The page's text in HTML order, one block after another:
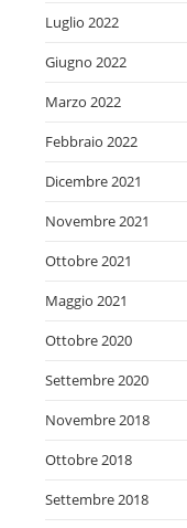
Luglio 2022
Giugno 2022
Marzo 2022
Febbraio 2022
Dicembre 2021
Novembre 2021
Ottobre 2021
Maggio 2021
Ottobre 2020
Settembre 2020
Novembre 2018
Ottobre 2018
Settembre 2018